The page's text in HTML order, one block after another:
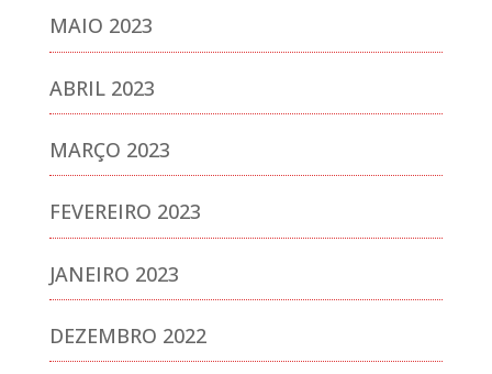
MAIO 2023
ABRIL 2023
MARÇO 2023
FEVEREIRO 2023
JANEIRO 2023
DEZEMBRO 2022